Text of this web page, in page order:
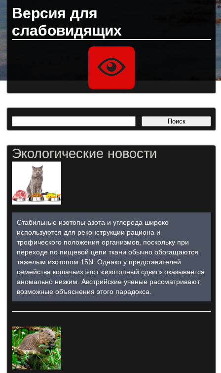
Версия для
слабовидящих
Экологические новости
Стабильные изотопы азота и углерода широко
используются для реконструкции рациона и
трофического положения организмов, поскольку при
переходе по пищевой цепи ткани обычно обогащаются
тяжелым изотопом 15N. Однако у представителей
семейства кошачьих этот «изотопный сдвиг» оказывается
аномально низким. Австрийские ученые рассматривают
возможные объяснения этого парадокса.